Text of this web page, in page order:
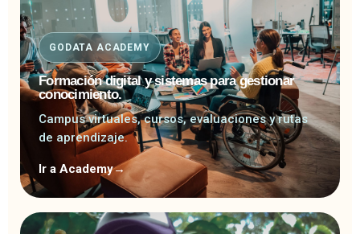
GODATA ACADEMY
Formación digital y sistemas para gestionar
conocimiento.
Campus virtuales, cursos, evaluaciones y rutas
de aprendizaje.
Ir a Academy→